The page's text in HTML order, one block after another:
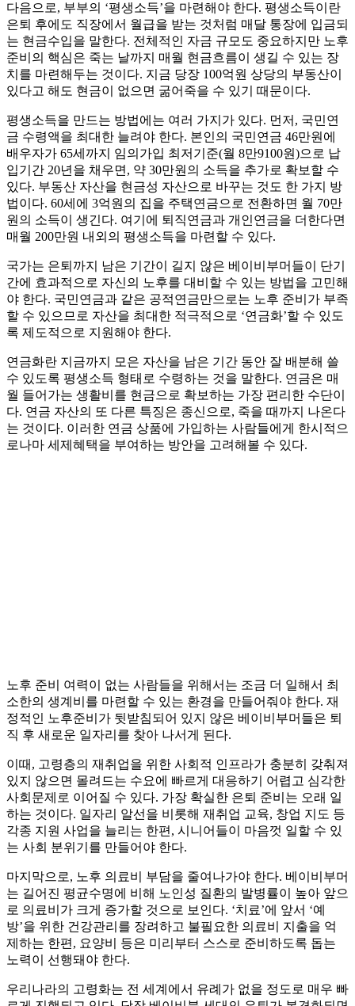
다음으로, 부부의 ‘평생소득’을 마련해야 한다. 평생소득이란
은퇴 후에도 직장에서 월급을 받는 것처럼 매달 통장에 입금되
는 현금수입을 말한다. 전체적인 자금 규모도 중요하지만 노후
준비의 핵심은 죽는 날까지 매월 현금흐름이 생길 수 있는 장
치를 마련해두는 것이다. 지금 당장 100억원 상당의 부동산이
있다고 해도 현금이 없으면 굶어죽을 수 있기 때문이다.
평생소득을 만드는 방법에는 여러 가지가 있다. 먼저, 국민연
금 수령액을 최대한 늘려야 한다. 본인의 국민연금 46만원에
배우자가 65세까지 임의가입 최저기준(월 8만9100원)으로 납
입기간 20년을 채우면, 약 30만원의 소득을 추가로 확보할 수
있다. 부동산 자산을 현금성 자산으로 바꾸는 것도 한 가지 방
법이다. 60세에 3억원의 집을 주택연금으로 전환하면 월 70만
원의 소득이 생긴다. 여기에 퇴직연금과 개인연금을 더한다면
매월 200만원 내외의 평생소득을 마련할 수 있다.
국가는 은퇴까지 남은 기간이 길지 않은 베이비부머들이 단기
간에 효과적으로 자신의 노후를 대비할 수 있는 방법을 고민해
야 한다. 국민연금과 같은 공적연금만으로는 노후 준비가 부족
할 수 있으므로 자산을 최대한 적극적으로 ‘연금화’할 수 있도
록 제도적으로 지원해야 한다.
연금화란 지금까지 모은 자산을 남은 기간 동안 잘 배분해 쓸
수 있도록 평생소득 형태로 수령하는 것을 말한다. 연금은 매
월 들어가는 생활비를 현금으로 확보하는 가장 편리한 수단이
다. 연금 자산의 또 다른 특징은 종신으로, 죽을 때까지 나온다
는 것이다. 이러한 연금 상품에 가입하는 사람들에게 한시적으
로나마 세제혜택을 부여하는 방안을 고려해볼 수 있다.
노후 준비 여력이 없는 사람들을 위해서는 조금 더 일해서 최
소한의 생계비를 마련할 수 있는 환경을 만들어줘야 한다. 재
정적인 노후준비가 뒷받침되어 있지 않은 베이비부머들은 퇴
직 후 새로운 일자리를 찾아 나서게 된다.
이때, 고령층의 재취업을 위한 사회적 인프라가 충분히 갖춰져
있지 않으면 몰려드는 수요에 빠르게 대응하기 어렵고 심각한
사회문제로 이어질 수 있다. 가장 확실한 은퇴 준비는 오래 일
하는 것이다. 일자리 알선을 비롯해 재취업 교육, 창업 지도 등
각종 지원 사업을 늘리는 한편, 시니어들이 마음껏 일할 수 있
는 사회 분위기를 만들어야 한다.
마지막으로, 노후 의료비 부담을 줄여나가야 한다. 베이비부머
는 길어진 평균수명에 비해 노인성 질환의 발병률이 높아 앞으
로 의료비가 크게 증가할 것으로 보인다. ‘치료’에 앞서 ‘예
방’을 위한 건강관리를 장려하고 불필요한 의료비 지출을 억
제하는 한편, 요양비 등은 미리부터 스스로 준비하도록 돕는
노력이 선행돼야 한다.
우리나라의 고령화는 전 세계에서 유례가 없을 정도로 매우 빠